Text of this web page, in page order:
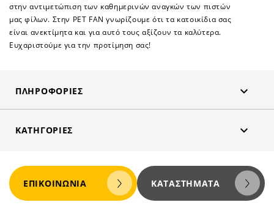
στην αντιμετώπιση των καθημερινών αναγκών των πιστών
μας φίλων. Στην PET FAN γνωρίζουμε ότι τα κατοικίδια σας
είναι ανεκτίμητα και για αυτό τους αξίζουν τα καλύτερα.
Ευχαριστούμε για την προτίμηση σας!
ΠΛΗΡΟΦΟΡΊΕΣ 
ΚΑΤΗΓΟΡΊΕΣ 
ΕΠΙΚΟΙΝΩΝΊΑ ΚΑΤΑΣΤΉΜΑΤΑ